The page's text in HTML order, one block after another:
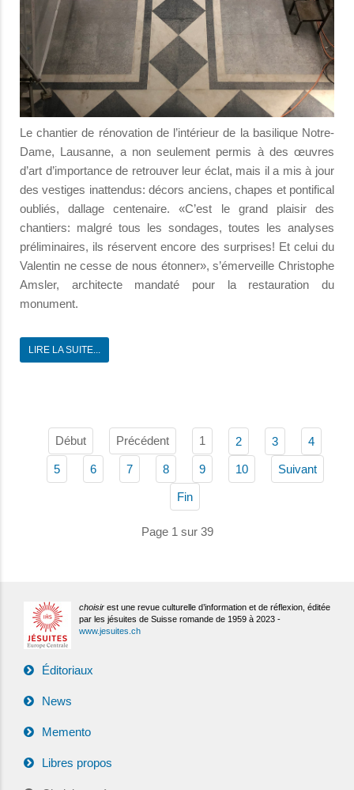
Le chantier de rénovation de l’intérieur de la basilique Notre-
Dame, Lausanne, a non seulement permis à des œuvres
d’art d’importance de retrouver leur éclat, mais il a mis à jour
des vestiges inattendus: décors anciens, chapes et pontifical
oubliés, dallage centenaire. «C’est le grand plaisir des
chantiers: malgré tous les sondages, toutes les analyses
préliminaires, ils réservent encore des surprises! Et celui du
Valentin ne cesse de nous étonner», s’émerveille Christophe
Amsler, architecte mandaté pour la restauration du
monument.
LIRE LA SUITE...
Début Précédent 1 2 3 4
5 6 7 8 9 10 Suivant
Fin
Page 1 sur 39
choisir est une revue culturelle d’information et de réflexion, éditée
par les jésuites de Suisse romande de 1959 à 2023 -
www.jesuites.ch
Éditoriaux
News
Memento
Libres propos